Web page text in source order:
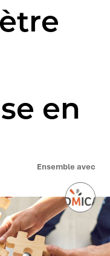
en
Ensemble avec